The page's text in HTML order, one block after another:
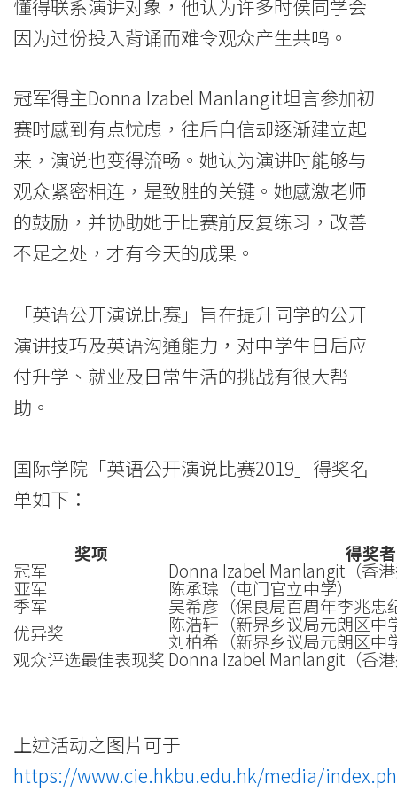
息
国
际
学
院
港
浸
会
学
懂得联系演讲对象，他认为许多时侯同学会
因为过份投入背诵而难令观众产生共呜。
冠军得主Donna Izabel Manlangit坦言参加初
赛时感到有点忧虑，往后自信却逐渐建立起
来，演说也变得流畅。她认为演讲时能够与
观众紧密相连，是致胜的关键。她感激老师
的鼓励，并协助她于比赛前反复练习，改善
不足之处，才有今天的成果。
「英语公开演说比赛」旨在提升同学的公开
演讲技巧及英语沟通能力，对中学生日后应
付升学、就业及日常生活的挑战有很大帮
助。
国际学院「英语公开演说比赛2019」得奖名
单如下：
奖项 得奖
冠军 Donna Izabel Manlangit（香
亚军 陈承琮（屯门官立中学）
季军
吴希彦（保良局百周年李兆忠
优异奖
陈浩轩（新界乡议局元朗区中
刘柏希（新界乡议局元朗区中
观众评选最佳表现奖 Donna Izabel Manlangit（香
上述活动之图片可于
https://www.cie.hkbu.edu.hk/media/